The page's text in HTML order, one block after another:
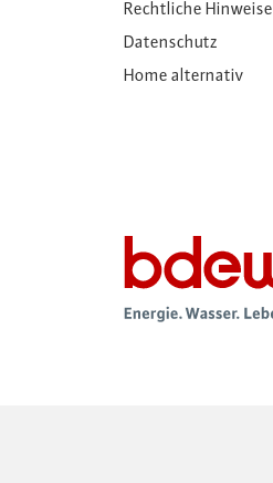
Rechtliche Hinweise
Datenschutz
Home alternativ